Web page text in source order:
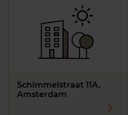
Schimmelstraat 11A,
Amsterdam